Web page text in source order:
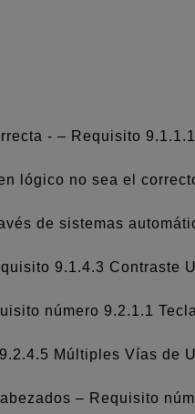
- – Requisito
lógico no sea el
de sistemas
9.1.4.3 Contraste
número 9.2.1.1
Múltiples Vías de
– Requisito